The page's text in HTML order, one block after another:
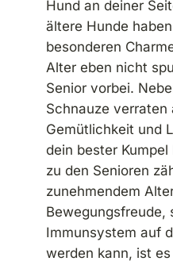
Hund an deiner
ältere Hunde
besonderen
Alter eben nicht
Senior vorbei.
Schnauze verraten
Gemütlichkeit und
dein bester
zu den Senioren
zunehmendem
Bewegungsfreude,
Immunsystem auf
werden kann, ist